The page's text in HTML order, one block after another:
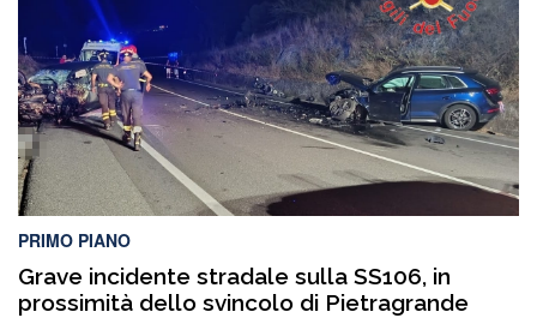
PRIMO PIANO
Grave incidente stradale sulla SS106, in
prossimità dello svincolo di Pietragrande